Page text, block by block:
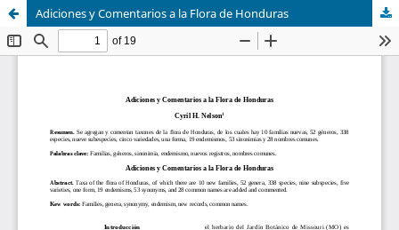
Adiciones y Comentarios a la Flora de Honduras